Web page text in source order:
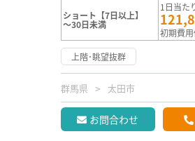
ショート【7日以上】
～30日未満
1日当た
初期費
上階･眺望抜群
群馬県 太田市
お問合わせ